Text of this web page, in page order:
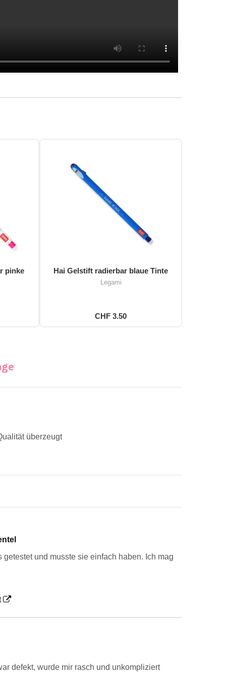
pinke
Hai Gelstift radierbar blaue Tinte
Legami
CHF 3.50
überzeugt
und musste sie einfach haben. Ich mag
defekt, wurde mir rasch und unkompliziert